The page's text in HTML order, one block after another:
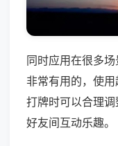
同时应用在很多
非常有用的，使
打牌时可以合理
好友间互动乐趣。